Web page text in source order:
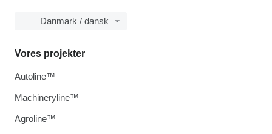
Danmark / dansk
Vores projekter
Autoline™
Machineryline™
Agroline™